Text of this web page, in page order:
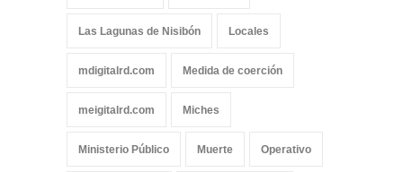
Las Lagunas de Nisibón Locales
mdigitalrd.com Medida de coerción
meigitalrd.com Miches
Ministerio Público Muerte Operativo